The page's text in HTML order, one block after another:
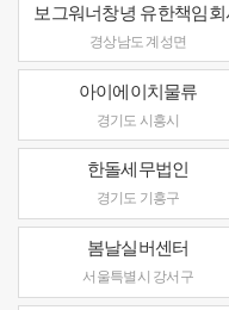
보그워너창녕 유한책임회
경상남도 계성면
아이에이치물류
경기도 시흥시
한돌세무법인
경기도 기흥구
봄날실버센터
서울특별시 강서구